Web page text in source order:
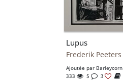
Lupus
Frederik Peeters
Ajoutée par Barleycorn
333
5 3